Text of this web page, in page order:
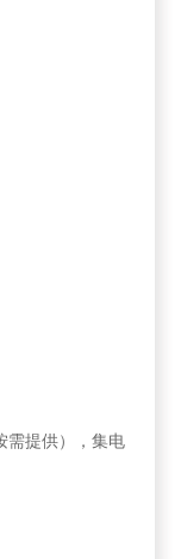
需提供），集电